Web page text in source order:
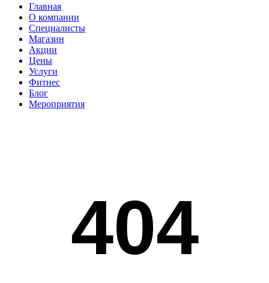
Главная
О компании
Специалисты
Магазин
Акции
Цены
Услуги
Фитнес
Блог
Мероприятия
404